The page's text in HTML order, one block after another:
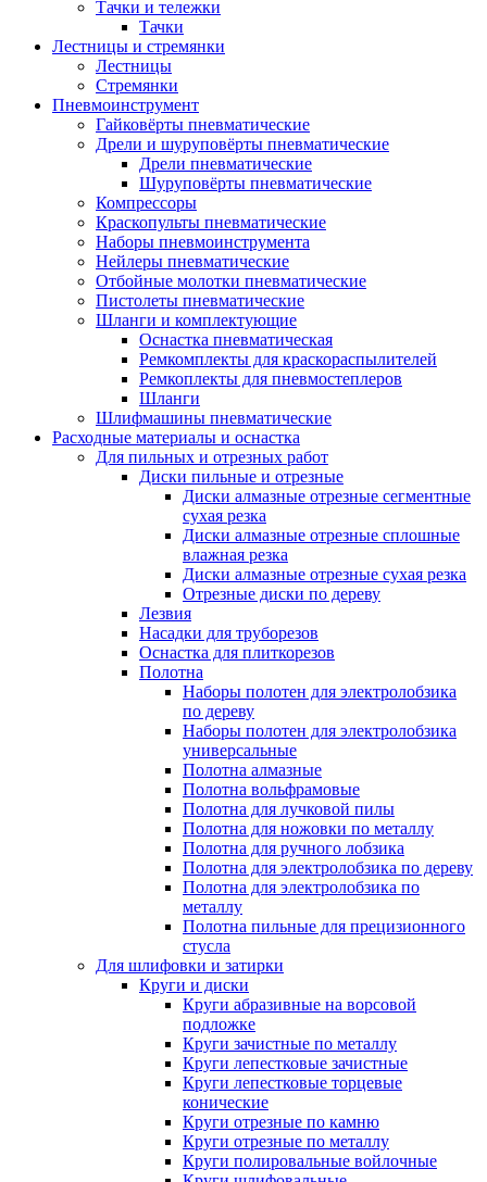
Тачки и тележки
Тачки
Лестницы и стремянки
Лестницы
Стремянки
Пневмоинструмент
Гайковёрты пневматические
Дрели и шуруповёрты пневматические
Дрели пневматические
Шуруповёрты пневматические
Компрессоры
Краскопульты пневматические
Наборы пневмоинструмента
Нейлеры пневматические
Отбойные молотки пневматические
Пистолеты пневматические
Шланги и комплектующие
Оснастка пневматическая
Ремкомплекты для краскораспылителей
Ремкоплекты для пневмостеплеров
Шланги
Шлифмашины пневматические
Расходные материалы и оснастка
Для пильных и отрезных работ
Диски пильные и отрезные
Диски алмазные отрезные сегментные
сухая резка
Диски алмазные отрезные сплошные
влажная резка
Диски алмазные отрезные сухая резка
Отрезные диски по дереву
Лезвия
Насадки для труборезов
Оснастка для плиткорезов
Полотна
Наборы полотен для электролобзика
по дереву
Наборы полотен для электролобзика
универсальные
Полотна алмазные
Полотна вольфрамовые
Полотна для лучковой пилы
Полотна для ножовки по металлу
Полотна для ручного лобзика
Полотна для электролобзика по дереву
Полотна для электролобзика по
металлу
Полотна пильные для прецизионного
стусла
Для шлифовки и затирки
Круги и диски
Круги абразивные на ворсовой
подложке
Круги зачистные по металлу
Круги лепестковые зачистные
Круги лепестковые торцевые
конические
Круги отрезные по камню
Круги отрезные по металлу
Круги полировальные войлочные